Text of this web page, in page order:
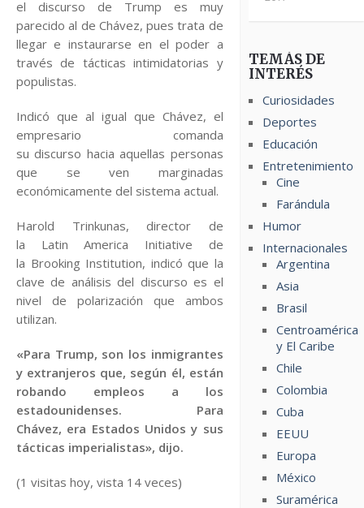
el discurso de Trump es muy
parecido al de Chávez, pues trata de
llegar e instaurarse en el poder a
través de tácticas intimidatorias y
populistas.
Indicó que al igual que Chávez, el
empresario comanda
su discurso hacia aquellas personas
que se ven marginadas
económicamente del sistema actual.
Harold Trinkunas, director de
la Latin America Initiative de
la Brooking Institution, indicó que la
clave de análisis del discurso es el
nivel de polarización que ambos
utilizan.
«Para Trump, son los inmigrantes
y extranjeros que, según él, están
robando empleos a los
estadounidenses. Para
Chávez, era Estados Unidos y sus
tácticas imperialistas», dijo.
(1 visitas hoy, vista 14 veces)
TEMÁS DE
INTERÉS
Curiosidades
Deportes
Educación
Entretenimiento
Cine
Farándula
Humor
Internacionales
Argentina
Asia
Brasil
Centroamérica
y El Caribe
Chile
Colombia
Cuba
EEUU
Europa
México
Suramérica